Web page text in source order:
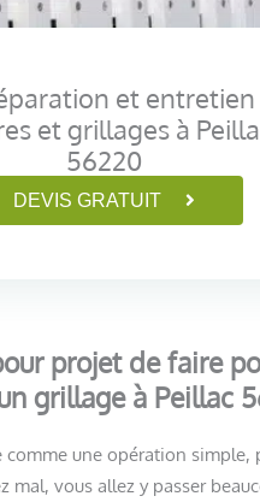
et entretien
et grillages à
56220
DEVIS GRATUIT
projet de faire
grillage à Peillac
comme une opération simple,
mal, vous allez y passer